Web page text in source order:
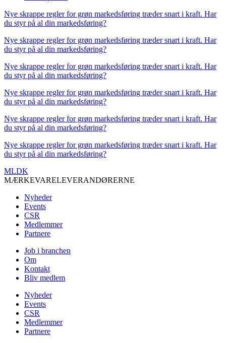
Nye skrappe regler for grøn markedsføring træder snart i kraft. Har
du styr på al din markedsføring?
Nye skrappe regler for grøn markedsføring træder snart i kraft. Har
du styr på al din markedsføring?
Nye skrappe regler for grøn markedsføring træder snart i kraft. Har
du styr på al din markedsføring?
Nye skrappe regler for grøn markedsføring træder snart i kraft. Har
du styr på al din markedsføring?
Nye skrappe regler for grøn markedsføring træder snart i kraft. Har
du styr på al din markedsføring?
Nye skrappe regler for grøn markedsføring træder snart i kraft. Har
du styr på al din markedsføring?
MLDK
MÆRKEVARELEVERANDØRERNE
Nyheder
Events
CSR
Medlemmer
Partnere
Job i branchen
Om
Kontakt
Bliv medlem
Nyheder
Events
CSR
Medlemmer
Partnere